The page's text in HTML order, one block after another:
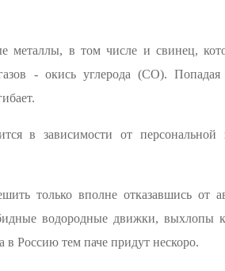
металлы, в том числе и свинец,
- окись углерода (CO).
в зависимости от
только вполне отказавшись от
водородные движки,
Россию тем паче придут нескоро.